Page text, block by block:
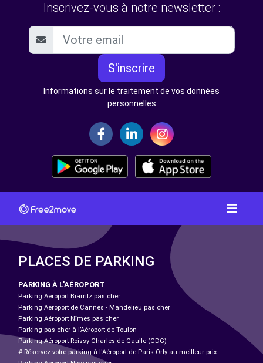
Inscrivez-vous à notre newsletter :
S'inscrire
Informations sur le traitement de vos données
personnelles
PLACES DE PARKING
PARKING À L'AÉROPORT
Parking Aéroport Biarritz pas cher
Parking Aéroport de Cannes - Mandelieu pas cher
Parking Aéroport Nîmes pas cher
Parking pas cher à l’Aéroport de Toulon
Parking Aéroport Roissy-Charles de Gaulle (CDG)
# Réservez votre parking à l'Aéroport de Paris-Orly au meilleur prix.